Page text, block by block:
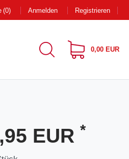
(0) Anmelden Registrieren
0,00 EUR
EUR *